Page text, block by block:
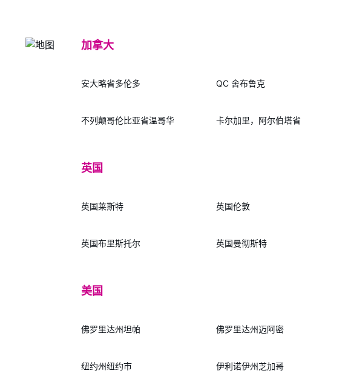
加拿大
安大略省多伦多 QC 舍布鲁克
不列颠哥伦比亚省温哥华 卡尔加里，阿尔伯塔省
英国
英国莱斯特 英国伦敦
英国布里斯托尔 英国曼彻斯特
美国
佛罗里达州坦帕 佛罗里达州迈阿密
纽约州纽约市 伊利诺伊州芝加哥